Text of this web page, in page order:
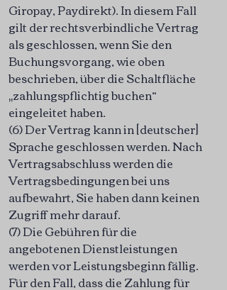
Giropay, Paydirekt). In diesem Fall
gilt der rechtsverbindliche Vertrag
als geschlossen, wenn Sie den
Buchungsvorgang, wie oben
beschrieben, über die Schaltfläche
„zahlungspflichtig buchen“
eingeleitet haben.
(6) Der Vertrag kann in [deutscher]
Sprache geschlossen werden. Nach
Vertragsabschluss werden die
Vertragsbedingungen bei uns
aufbewahrt, Sie haben dann keinen
Zugriff mehr darauf.
(7) Die Gebühren für die
angebotenen Dienstleistungen
werden vor Leistungsbeginn fällig.
Für den Fall, dass die Zahlung für